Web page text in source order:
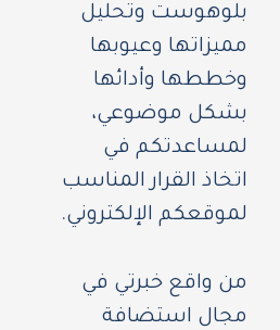
بلوهوست وتحليل
مميزاتها وعيوبها
وخططها وأدائها
بشكل موضوعي،
لمساعدتكم في
اتخاذ القرار المناسب
لموقعكم الإلكتروني.
من واقع خبرتي في
مجال استضافة